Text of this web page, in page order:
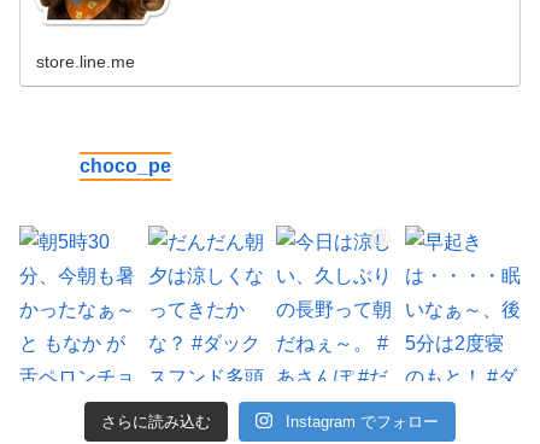
store.line.me
choco_pe
さらに読み込む Instagram でフォロー